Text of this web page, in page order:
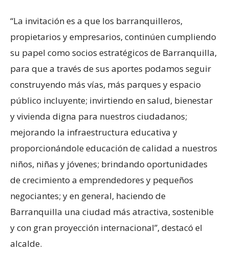
“La invitación es a que los barranquilleros,
propietarios y empresarios, continúen cumpliendo
su papel como socios estratégicos de Barranquilla,
para que a través de sus aportes podamos seguir
construyendo más vías, más parques y espacio
público incluyente; invirtiendo en salud, bienestar
y vivienda digna para nuestros ciudadanos;
mejorando la infraestructura educativa y
proporcionándole educación de calidad a nuestros
niños, niñas y jóvenes; brindando oportunidades
de crecimiento a emprendedores y pequeños
negociantes; y en general, haciendo de
Barranquilla una ciudad más atractiva, sostenible
y con gran proyección internacional”, destacó el
alcalde.